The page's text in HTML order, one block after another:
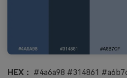
HEX： #4a6a98 #314861